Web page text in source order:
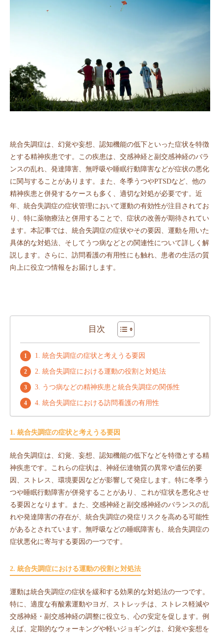
統合失調症は、幻覚や妄想、認知機能の低下といった症状を特徴
とする精神疾患です。この疾患は、交感神経と副交感神経のバラ
ンスの乱れ、発達障害、無呼吸や睡眠行動障害などが症状の悪化
に関与することがあります。また、冬季うつやPTSDなど、他の
精神疾患と併発するケースも多く、適切な対処が必要です。近
年、統合失調症の症状管理において運動の有効性が注目されてお
り、特に薬物療法と併用することで、症状の改善が期待されてい
ます。本記事では、統合失調症の症状やその要因、運動を用いた
具体的な対処法、そしてうつ病などとの関連性について詳しく解
説します。さらに、訪問看護の有用性にも触れ、患者の生活の質
向上に役立つ情報をお届けします。
目次
1. 統合失調症の症状と考えうる要因
2. 統合失調症における運動の役割と対処法
3. うつ病などの精神疾患と統合失調症の関係性
4. 統合失調症における訪問看護の有用性
1. 統合失調症の症状と考えうる要因
統合失調症は、幻覚、妄想、認知機能の低下などを特徴とする精
神疾患です。これらの症状は、神経伝達物質の異常や遺伝的要
因、ストレス、環境要因などが影響して発症します。特に冬季う
つや睡眠行動障害が併発することがあり、これが症状を悪化させ
る要因となります。また、交感神経と副交感神経のバランスの乱
れや発達障害の存在が、統合失調症の発症リスクを高める可能性
があるとされています。無呼吸などの睡眠障害も、統合失調症の
症状悪化に寄与する要因の一つです。
2. 統合失調症における運動の役割と対処法
運動は統合失調症の症状を緩和する効果的な対処法の一つです。
特に、適度な有酸素運動やヨガ、ストレッチは、ストレス軽減や
交感神経・副交感神経の調整に役立ち、心の安定を促します。例
えば、定期的なウォーキングや軽いジョギングは、幻覚や妄想を